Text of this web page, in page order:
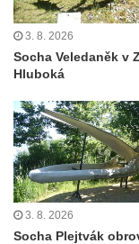
východně od
Busta Jana
čp. 37 v Račicích
Socha ležícího
Socha Medvídě
Sochy Ležící
Sochy Ptáci v
Socha Skupina
3. 8. 2026
Socha Veledaněk v
Hluboká
3. 8. 2026
Socha Plejtvák